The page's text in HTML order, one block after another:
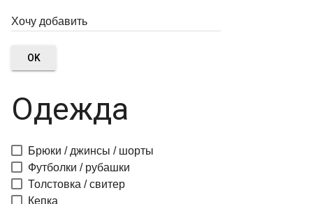
OK
Одежда
Брюки / джинсы / шорты
Футболки / рубашки
Толстовка / свитер
Кепка